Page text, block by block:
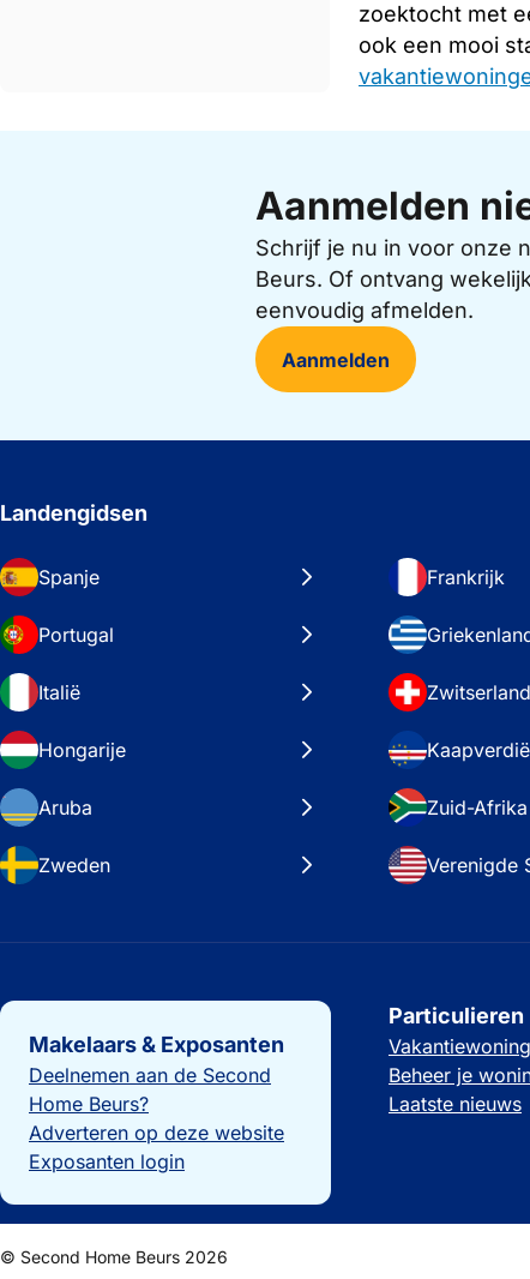
zoektocht met
ook een mooi
Aanmelden
Schrijf je nu in voor onze
Beurs. Of ontvang
eenvoudig afmelden.
Aanmelden
Landengidsen
Spanje Frankrijk
Portugal
Italië Zwitserland
Hongarije Kaapverdië
Aruba Zuid-Afrika
Zweden Verenigde
Belangrijke links
Makelaars & Exposanten
Deelnemen aan de Second
Home Beurs?
Adverteren op deze website
Exposanten login
Particulieren
Beheer je
Laatste nieuws
© Second Home Beurs 2026